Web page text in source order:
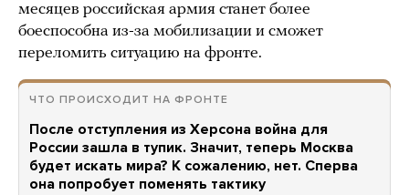
месяцев российская армия станет более
боеспособна из-за мобилизации и сможет
переломить ситуацию на фронте.
ЧТО ПРОИСХОДИТ НА ФРОНТЕ
После отступления из Херсона война для
России зашла в тупик. Значит, теперь Москва
будет искать мира? К сожалению, нет. Сперва
она попробует поменять тактику